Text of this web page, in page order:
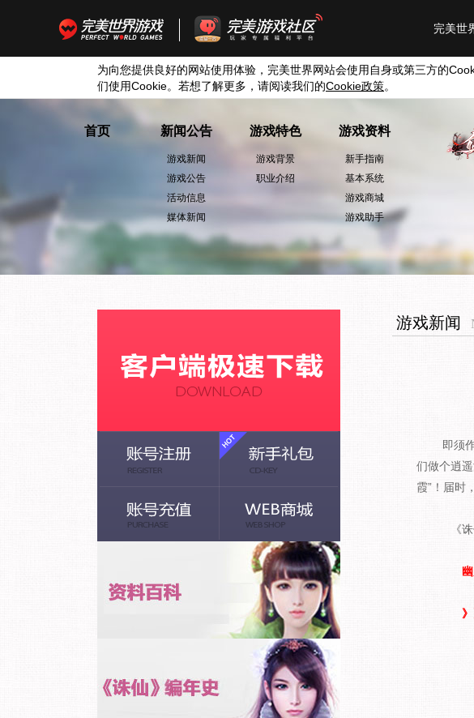
完美世
为向您提供良好的网站使用体验，完美世界网站会使用自身或第三方的
们使用Cookie。若想了解更多，请阅读我们的Cookie政策。
首页 新闻公告
游戏新闻
游戏公告
活动信息
媒体新闻
游戏特色
游戏背景
职业介绍
游戏资料
新手指南
基本系统
游戏商城
游戏助手
游戏新闻
即须作伴
们做个逍
霞”！届时
《诛